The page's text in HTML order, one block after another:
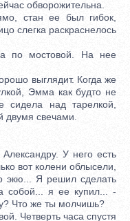
обворожительна.
стан ее был гибок,
слегка раскраснелось
мостовой. На нее
выглядит. Когда же
Эмма как будто не
над тарелкой,
двумя свечами.
У него есть
вот колени облысели,
экю... Я решил сделать
собой... я ее купил... -
Что же ты молчишь?
Четверть часа спустя